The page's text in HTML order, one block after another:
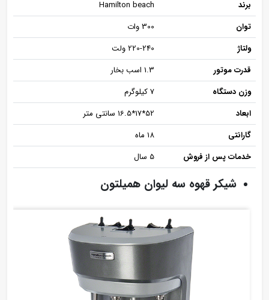
برند
Hamilton beach
توان
300 وات
ولتاژ
220-240 ولت
قدرت موتور
1.3 اسب بخار
وزن دستگاه
7 کیلوگرم
ابعاد
52*17*16.5 سانتی متر
گارانتی
18 ماه
خدمات پس از فروش
5 سال
شیکر قهوه سه لیوان همیلتون